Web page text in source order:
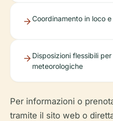
Coordinamento in loco
Disposizioni flessibili
meteorologiche
Per informazioni o
tramite il sito web o